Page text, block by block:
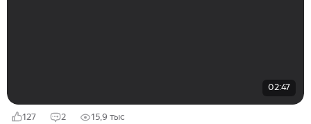
02:47
127 2 15,9 тыс